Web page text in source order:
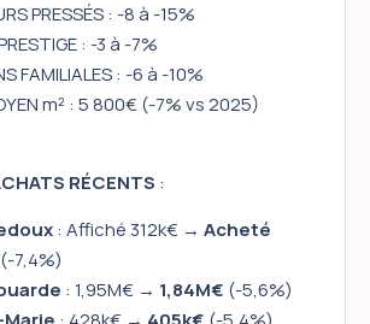
PRESSÉS : -8 à -15%
: -3 à -7%
FAMILIALES : -6 à -10%
m² : 5 800€ (-7% vs 2025)
RÉCENTS :
: Affiché 312k€ → Acheté
(-7,4%)
: 1,95M€ → 1,84M€ (-5,6%)